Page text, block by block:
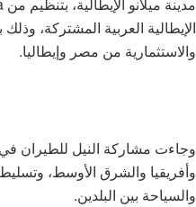
الإيطالية العربية المشتركة،
والاستثمارية من مصر وإيطاليا.
وجاءت مشاركة النيل للطيران
وأفريقيا والشرق الأوسط،
والسياحة بين البلدين.